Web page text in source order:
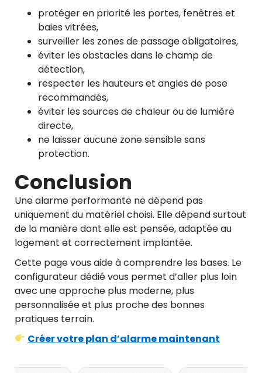
protéger en priorité les portes, fenêtres et
baies vitrées,
surveiller les zones de passage obligatoires,
éviter les obstacles dans le champ de
détection,
respecter les hauteurs et angles de pose
recommandés,
éviter les sources de chaleur ou de lumière
directe,
ne laisser aucune zone sensible sans
protection.
Conclusion
Une alarme performante ne dépend pas
uniquement du matériel choisi. Elle dépend surtout
de la manière dont elle est pensée, adaptée au
logement et correctement implantée.
Cette page vous aide à comprendre les bases. Le
configurateur dédié vous permet d’aller plus loin
avec une approche plus moderne, plus
personnalisée et plus proche des bonnes
pratiques terrain.
Créer votre plan d’alarme maintenant